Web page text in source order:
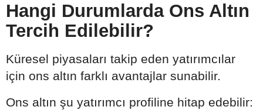
Hangi Durumlarda Ons Altın
Tercih Edilebilir?
Küresel piyasaları takip eden yatırımcılar
için ons altın farklı avantajlar sunabilir.
Ons altın şu yatırımcı profiline hitap edebilir: